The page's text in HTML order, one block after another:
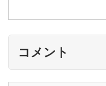
コメント